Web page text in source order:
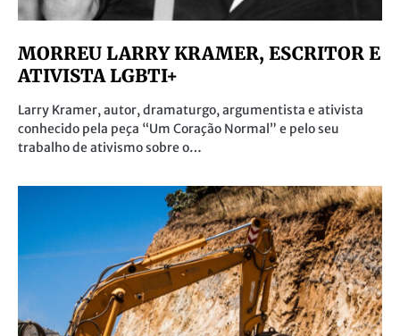
MORREU LARRY KRAMER, ESCRITOR E
ATIVISTA LGBTI+
Larry Kramer, autor, dramaturgo, argumentista e ativista
conhecido pela peça “Um Coração Normal” e pelo seu
trabalho de ativismo sobre o…